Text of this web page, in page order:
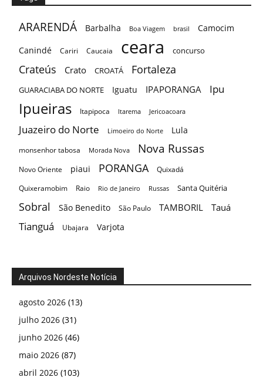
ARARENDÁ Barbalha Boa Viagem brasil
Camocim
Canindé
Cariri Caucaia ceara concurso
Crateús Crato CROATÁ Fortaleza
GUARACIABA DO NORTE Iguatu IPAPORANGA Ipu
Ipueiras Itapipoca Itarema Jericoacoara
Juazeiro do Norte Limoeiro do Norte Lula
monsenhor tabosa Morada Nova Nova Russas
Novo Oriente piaui PORANGA
Quixadá
Quixeramobim
Raio Rio de Janeiro Russas Santa Quitéria
Sobral São Benedito São Paulo TAMBORIL Tauá
Tianguá Ubajara Varjota
Arquivos Nordeste Notícia
agosto 2026 (13)
julho 2026 (31)
junho 2026 (46)
maio 2026 (87)
abril 2026 (103)